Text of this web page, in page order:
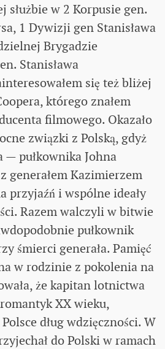
służbie w 2 Korpusie gen.
1 Dywizji gen Stanisława
Brygadzie
Stanisława
się też bliżej
którego znałem
filmowego. Okazało
związki z Polską, gdyż
— pułkownika Johna
generałem Kazimierzem
przyjaźń i wspólne ideały
Razem walczyli w bitwie
pułkownik
śmierci generała. Pamięć
w rodzinie z pokolenia na
że kapitan lotnictwa
XX wieku,
dług wdzięczności. W
do Polski w ramach